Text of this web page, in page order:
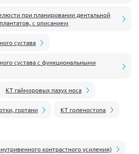
при планировании дентальной
с описанием
сустава
сустава с функциональными
КТ гайморовых пазух носа
гортани КТ голеностопа
контрастного усиления)